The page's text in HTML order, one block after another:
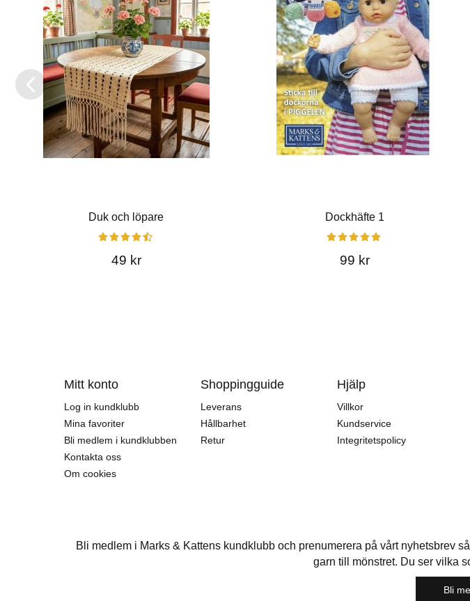
Duk och löpare
49 kr
Dockhäfte 1
99 kr
Mitt konto
Log in kundklubb
Mina favoriter
Bli medlem i kundklubben
Kontakta oss
Om cookies
Shoppingguide
Leverans
Hållbarhet
Retur
Hjälp
Villkor
Kundservice
Integritetspolicy
Bli medlem i Marks & Kattens kundklubb och prenumerera på vårt nyhetsbrev
garn till mönstret. Du ser vilka
Bli